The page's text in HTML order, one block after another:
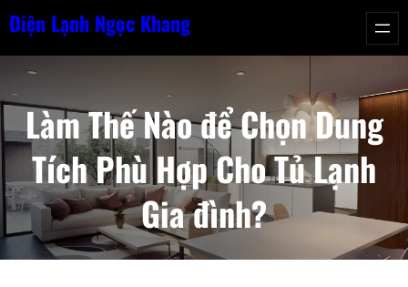
Chuyển
nội
dung
Điện Lạnh Ngọc Khang
Làm Thế Nào để Chọn Dung
Tích Phù Hợp Cho Tủ Lạnh
Gia đình?